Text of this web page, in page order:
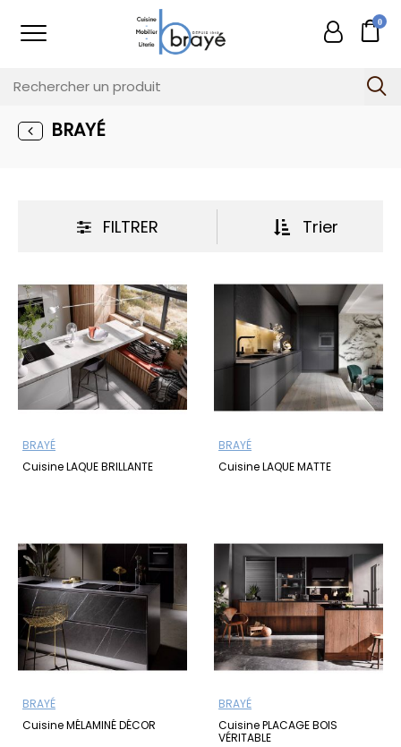
0
BRAYÉ
FILTRER Trier
BRAYÉ
Cuisine LAQUE BRILLANTE
BRAYÉ
Cuisine LAQUE MATTE
BRAYÉ
Cuisine MÉLAMINÉ DÉCOR
BRAYÉ
Cuisine PLACAGE BOIS
VÉRITABLE